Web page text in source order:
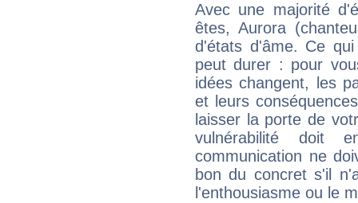
Avec une majorité
êtes, Aurora
d'états d'âme. Ce
peut durer : pour
idées changent, les
et leurs
laisser la porte de
vulnérabilité doit
communication ne
bon du concret s'il
l'enthousiasme ou le